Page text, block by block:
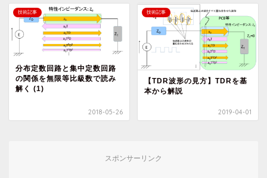
技術記事
分布定数回路と集中定数回路
の関係を無限等比級数で読み
解く (1)
2018-05-26
技術記事
【TDR波形の見方】TDRを基
本から解説
2019-04-01
スポンサーリンク